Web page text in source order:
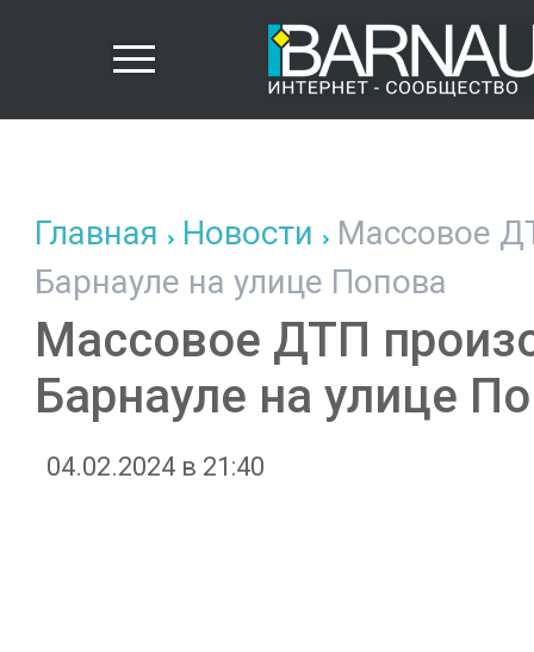
Главная Новости Массовое
Барнауле на улице Попова
Массовое ДТП
Барнауле на улице
04.02.2024 в 21:40